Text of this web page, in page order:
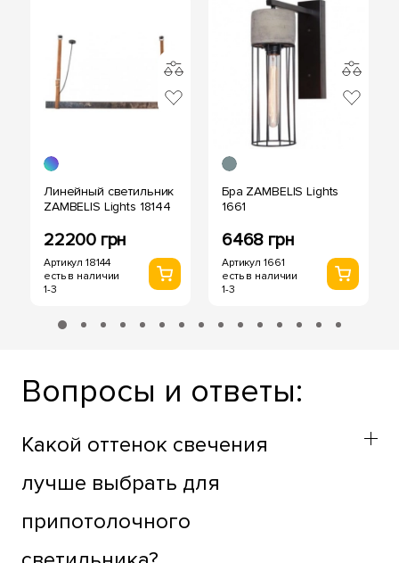
Линейный светильник
ZAMBELIS Lights 18144
22200 грн
Артикул 18144
есть в наличии
1-3
Бра ZAMBELIS Lights
1661
6468 грн
Артикул 1661
есть в наличии
1-3
Вопросы и ответы:
Какой оттенок свечения
лучше выбрать для
припотолочного